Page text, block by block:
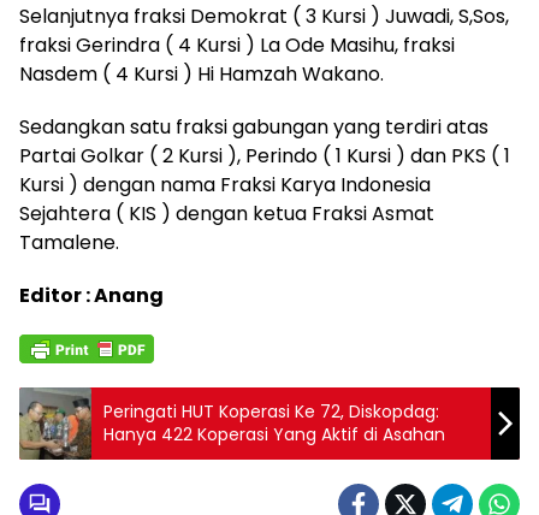
Selanjutnya fraksi Demokrat ( 3 Kursi ) Juwadi, S,Sos,
fraksi Gerindra ( 4 Kursi ) La Ode Masihu, fraksi
Nasdem ( 4 Kursi ) Hi Hamzah Wakano.
Sedangkan satu fraksi gabungan yang terdiri atas
Partai Golkar ( 2 Kursi ), Perindo ( 1 Kursi ) dan PKS ( 1
Kursi ) dengan nama Fraksi Karya Indonesia
Sejahtera ( KIS ) dengan ketua Fraksi Asmat
Tamalene.
Editor : Anang
Peringati HUT Koperasi Ke 72, Diskopdag:
Hanya 422 Koperasi Yang Aktif di Asahan